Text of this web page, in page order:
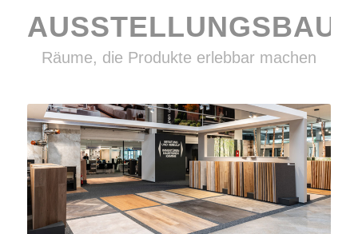
AUSSTELLUNGSBAU
Räume, die Produkte erlebbar machen